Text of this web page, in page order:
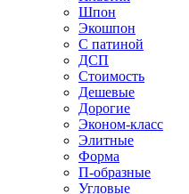
Шпон
Экошпон
С патиной
ДСП
Стоимость
Дешевые
Дорогие
Эконом-класс
Элитные
Форма
П-образные
Угловые